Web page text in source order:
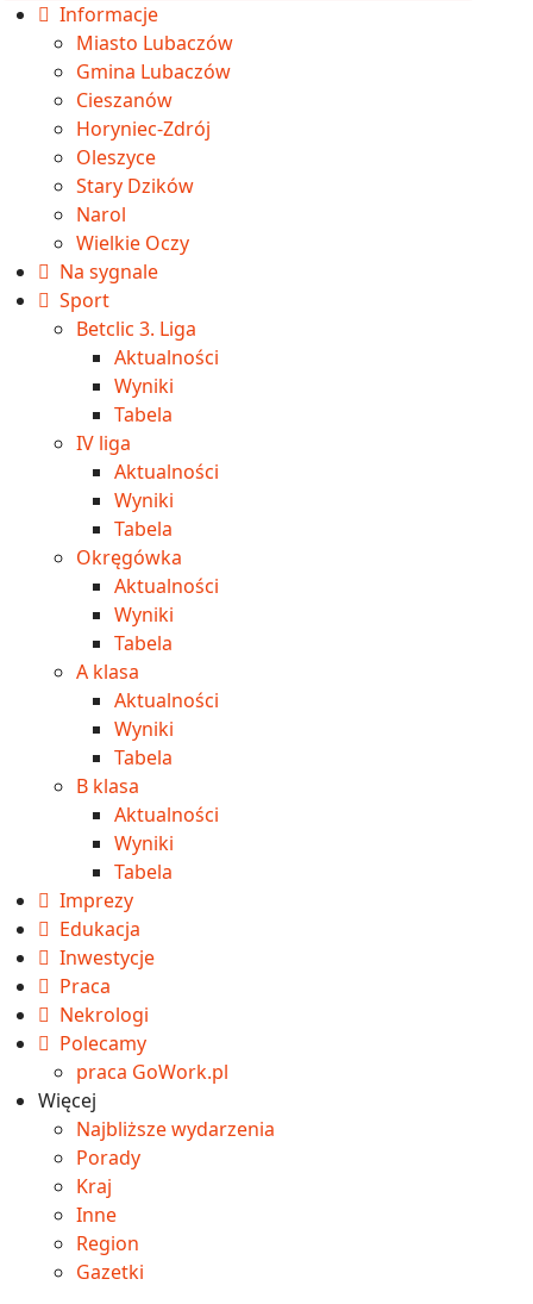
Informacje
Miasto Lubaczów
Gmina Lubaczów
Cieszanów
Horyniec-Zdrój
Oleszyce
Stary Dzików
Narol
Wielkie Oczy
Na sygnale
Sport
Betclic 3. Liga
Aktualności
Wyniki
Tabela
IV liga
Aktualności
Wyniki
Tabela
Okręgówka
Aktualności
Wyniki
Tabela
A klasa
Aktualności
Wyniki
Tabela
B klasa
Aktualności
Wyniki
Tabela
Imprezy
Edukacja
Inwestycje
Praca
Nekrologi
Polecamy
praca GoWork.pl
Więcej
Najbliższe wydarzenia
Porady
Kraj
Inne
Region
Gazetki